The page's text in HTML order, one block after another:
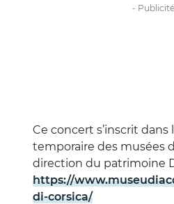
Ce concert s’inscrit dans
temporaire des musées
direction du patrimoine
https://
di-corsica/